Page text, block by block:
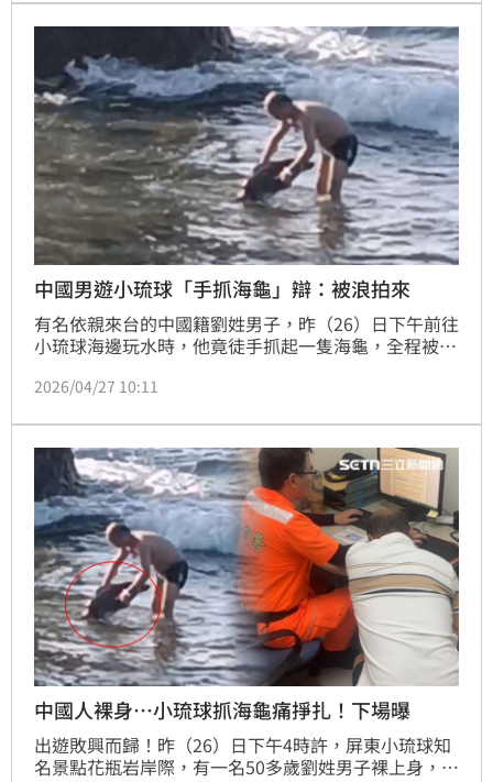
年，恐涉及違規開發與違建問題，此外，他的胞弟李賜
福繼遭爆「環保蟑螂」後，有人再向本刊爆料他歷年在
當地破壞生態環境的官司及行徑，對熟稔都市計畫與土
地法規的李四川而言
中國男遊小琉球「手抓海龜」辯：被浪拍來
有名依親來台的中國籍劉姓男子，昨（26）日下午前往
小琉球海邊玩水時，他竟徒手抓起一隻海龜，全程被現
檢所接獲檢舉後，立刻前往花瓶岩岸際將劉男逮捕，訊
刑、拘役或最重30萬罰金。
2026/04/27 10:11
中國人裸身…小琉球抓海龜痛掙扎！下場曝
出遊敗興而歸！昨（26）日下午4時許，屏東小琉球知
名景點花瓶岩岸際，有一名50多歲劉姓男子裸上身，伸